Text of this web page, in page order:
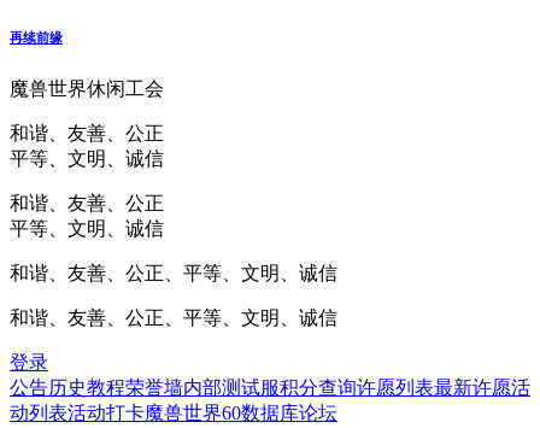
再续前缘
魔兽世界休闲工会
和谐、友善、公正
平等、文明、诚信
和谐、友善、公正
平等、文明、诚信
和谐、友善、公正、平等、文明、诚信
和谐、友善、公正、平等、文明、诚信
登录
公告历史教程荣誉墙内部测试服积分查询许愿列表最新许愿活
动列表活动打卡魔兽世界60数据库论坛